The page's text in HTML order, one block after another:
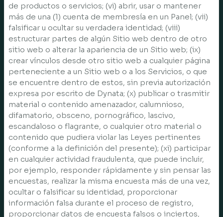
de productos o servicios; (vi) abrir, usar o mantener
más de una (1) cuenta de membresía en un Panel; (vii)
falsificar u ocultar su verdadera identidad; (viii)
estructurar partes de algún Sitio web dentro de otro
sitio web o alterar la apariencia de un Sitio web; (ix)
crear vínculos desde otro sitio web a cualquier página
perteneciente a un Sitio web o a los Servicios, o que
se encuentre dentro de estos, sin previa autorización
expresa por escrito de Dynata; (x) publicar o trasmitir
material o contenido amenazador, calumnioso,
difamatorio, obsceno, pornográfico, lascivo,
escandaloso o flagrante, o cualquier otro material o
contenido que pudiera violar las Leyes pertinentes
(conforme a la definición del presente); (xi) participar
en cualquier actividad fraudulenta, que puede incluir,
por ejemplo, responder rápidamente y sin pensar las
encuestas, realizar la misma encuesta más de una vez,
ocultar o falsificar su identidad, proporcionar
información falsa durante el proceso de registro,
proporcionar datos de encuesta falsos o inciertos,